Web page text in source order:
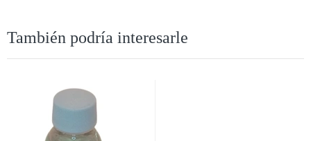
También podría interesarle